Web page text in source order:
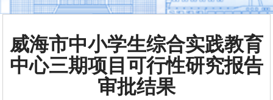
威海市中小学生综合实践教育
中心三期项目可行性研究报告
审批结果